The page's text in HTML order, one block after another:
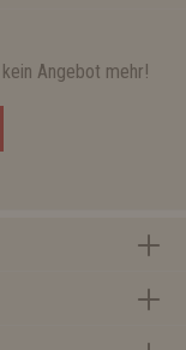
Angebot mehr!